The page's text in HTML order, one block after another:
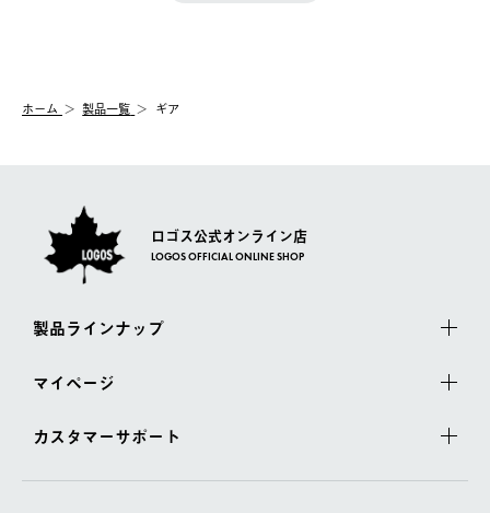
【配送業者】
佐川急便にて配送されます。
一度お手元の商品を返品いただき、ご希望商品を再注文してくだ
ホーム 製品一覧 ギア
ロゴス公式オンライン店
LOGOS OFFICIAL ONLINE SHOP
製品ラインナップ
マイページ
カスタマーサポート